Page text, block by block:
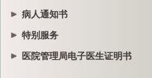
病人通知书
特别服务
医院管理局电子医生证明书